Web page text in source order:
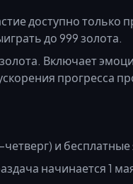
доступно только
до 999 золота.
Включает
прогресса
и
начинается 1